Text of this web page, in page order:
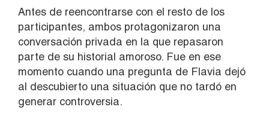
Antes de reencontrarse con el resto de los
participantes, ambos protagonizaron una
conversación privada en la que repasaron
parte de su historial amoroso. Fue en ese
momento cuando una pregunta de Flavia dejó
al descubierto una situación que no tardó en
generar controversia.